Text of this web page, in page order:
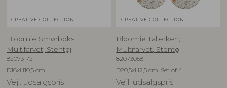
CREATIVE COLLECTION
Bloomie Smørboks,
Multifarvet, Stentøj
82073172
D16xH10,5 cm
Vejl. udsalgspris
CREATIVE COLLECTION
Bloomie Tallerken,
Multifarvet, Stentøj
82073058
D20,5xH2,5 cm, Set of 4
Vejl. udsalgspris